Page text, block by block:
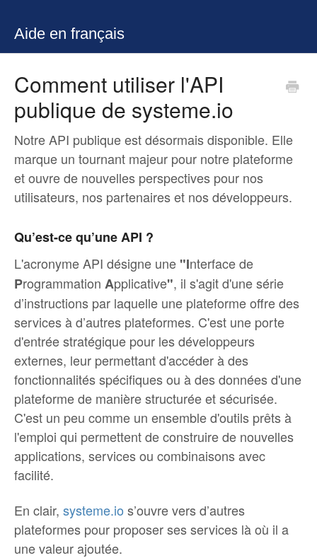
Aide en français
Comment utiliser l'API
publique de systeme.io
Notre API publique est désormais disponible. Elle
marque un tournant majeur pour notre plateforme
et ouvre de nouvelles perspectives pour nos
utilisateurs, nos partenaires et nos développeurs.
Qu’est-ce qu’une API ?
L'acronyme API désigne une "Interface de
Programmation Applicative", il s'agit d'une série
d’instructions par laquelle une plateforme offre des
services à d’autres plateformes. C'est une porte
d'entrée stratégique pour les développeurs
externes, leur permettant d'accéder à des
fonctionnalités spécifiques ou à des données d'une
plateforme de manière structurée et sécurisée.
C'est un peu comme un ensemble d'outils prêts à
l'emploi qui permettent de construire de nouvelles
applications, services ou combinaisons avec
facilité.
En clair, systeme.io s’ouvre vers d’autres
plateformes pour proposer ses services là où il a
une valeur ajoutée.